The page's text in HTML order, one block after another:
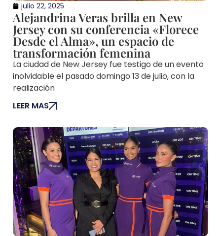
julio 22, 2025
Alejandrina Veras brilla en New
Jersey con su conferencia «Florece
Desde el Alma», un espacio de
transformación femenina
La ciudad de New Jersey fue testigo de un evento
inolvidable el pasado domingo 13 de julio, con la
realización
LEER MAS